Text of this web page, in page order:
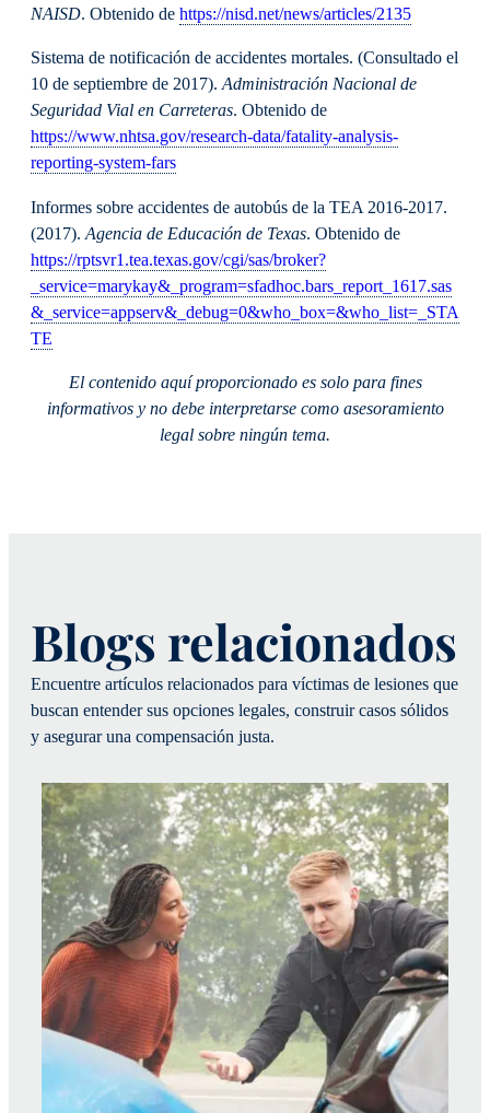
NAISD. Obtenido de https://nisd.net/news/articles/2135
Sistema de notificación de accidentes mortales. (Consultado el
10 de septiembre de 2017).Administración Nacional de
Seguridad Vial en Carreteras. Obtenido de
https://www.nhtsa.gov/research-data/fatality-analysis-
reporting-system-fars
Informes sobre accidentes de autobús de la TEA 2016-2017.
(2017).Agencia de Educación de Texas. Obtenido de
https://rptsvr1.tea.texas.gov/cgi/sas/broker?
_service=marykay&_program=sfadhoc.bars_report_1617.sas
&_service=appserv&_debug=0&who_box=&who_list=_STA
TE
El contenido aquí proporcionado es solo para fines
informativos y no debe interpretarse como asesoramiento
legal sobre ningún tema.
Blogs relacionados
Encuentre artículos relacionados para víctimas de lesiones que
buscan entender sus opciones legales, construir casos sólidos
y asegurar una compensación justa.